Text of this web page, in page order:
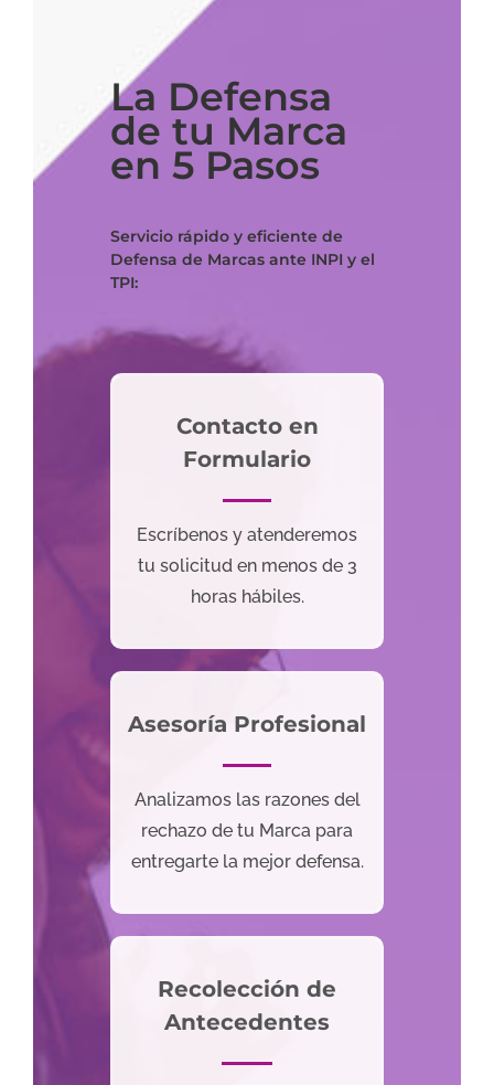
La Defensa
de tu Marca
en 5 Pasos
Servicio rápido y eficiente de
Defensa de Marcas ante INPI y el
TPI:
Contacto en
Formulario
Escríbenos y atenderemos
tu solicitud en menos de 3
horas hábiles.
Asesoría Profesional
Analizamos las razones del
rechazo de tu Marca para
entregarte la mejor defensa.
Recolección de
Antecedentes